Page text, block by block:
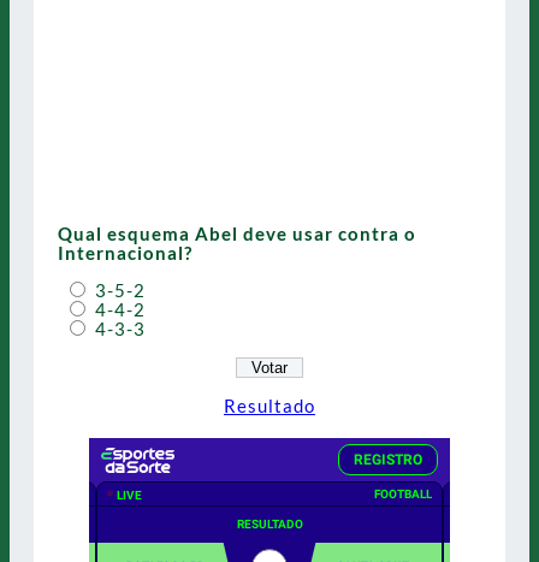
Qual esquema Abel deve usar contra o
Internacional?
3-5-2
4-4-2
4-3-3
Resultado